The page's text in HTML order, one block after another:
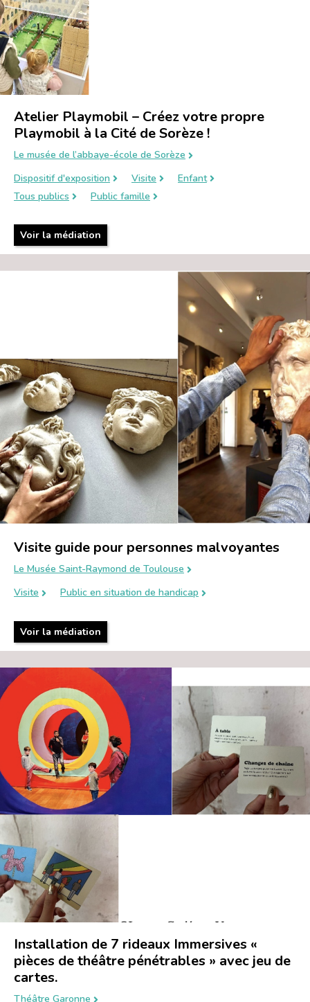
Atelier Playmobil – Créez votre propre
Playmobil à la Cité de Sorèze !
Le musée de l’abbaye-école de Sorèze
Dispositif d'exposition
Visite
Enfant
Tous publics
Public famille
Voir la médiation
Visite guide pour personnes malvoyantes
Le Musée Saint-Raymond de Toulouse
Visite
Public en situation de handicap
Voir la médiation
Installation de 7 rideaux Immersives «
pièces de théâtre pénétrables » avec jeu de
cartes.
Théâtre Garonne